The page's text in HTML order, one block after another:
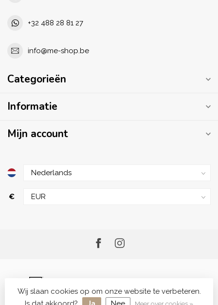
+32 488 28 81 27
info@me-shop.be
Categorieën
Informatie
Mijn account
€
© Copyright 2026 Me.Shop - Your Skincare Shop
Wij slaan cookies op om onze website te verbeteren.